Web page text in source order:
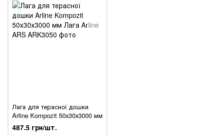
Лага для терасної дошки
Arline Kompozit 50х30х3000 мм
487.5 грн/шт.